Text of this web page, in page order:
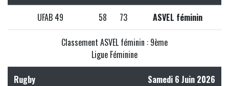
UFAB 49 58 73 ASVEL féminin
Classement ASVEL féminin : 9ème
Ligue Féminine
Rugby Samedi 6 Juin 2026